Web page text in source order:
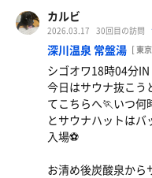
オムライス
昼間っから飲むの
ビールはとりあえ
匂いと雰囲気は浜町
トだからロウリュで
水風呂ですぐ冷却
🤤🤤そのまま軽く仮
起床してまたゆった
かしいMIXかけて
最後は風呂から水
入って🏆
カルビ
2026.03.17 30回目の訪問
深川温泉 常盤湯 [ 東
シゴオワ18時04分IN
今日はサウナ抜こう
てこちらへ🏃いつ何
とサウナハットはバ
入場⚽️
お清め後炭酸泉から